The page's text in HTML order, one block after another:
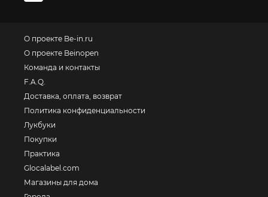
О проекте Be-in.ru
О проекте Beinopen
Команда и контакты
F.A.Q.
Доставка, оплата, возврат
Политика конфиденциальности
Лукбуки
Покупки
Практика
Glocalabel.com
Магазины для дома